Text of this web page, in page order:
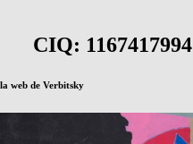
CIQ: 1167417994
web de Verbitsky